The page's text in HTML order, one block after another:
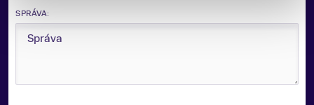
SPRÁVA: